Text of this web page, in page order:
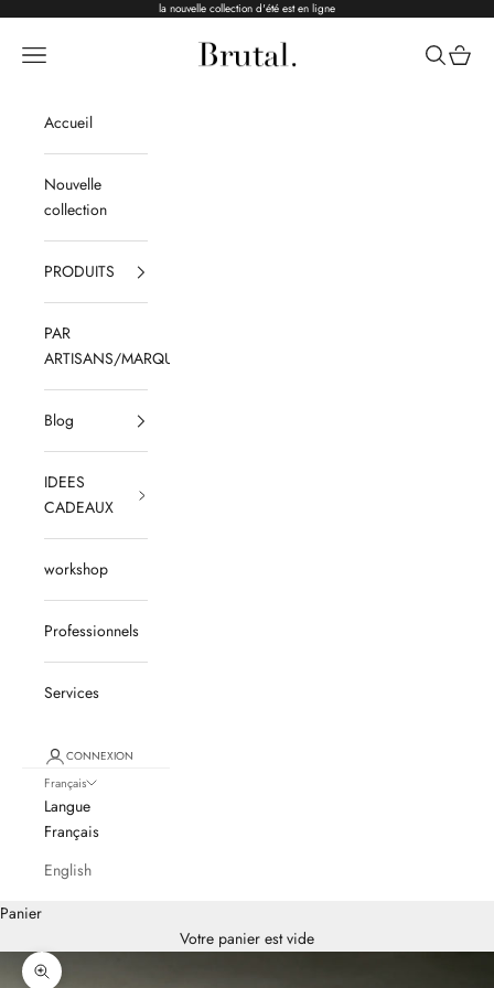
la nouvelle collection d'été est en ligne
Brutal Ceramics
Menu Recherche
Panier
Accueil
Nouvelle
collection
PRODUITS
PAR
ARTISANS/MARQUES
Blog
IDEES
CADEAUX
workshop
Professionnels
Services
CONNEXION
Français
Langue
Français
English
Panier
Votre panier est vide
Zoomer sur l'image